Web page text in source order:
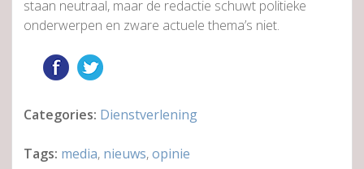
staan neutraal, maar de redactie schuwt politieke
onderwerpen en zware actuele thema’s niet.
Categories: Dienstverlening
Tags: media, nieuws,opinie